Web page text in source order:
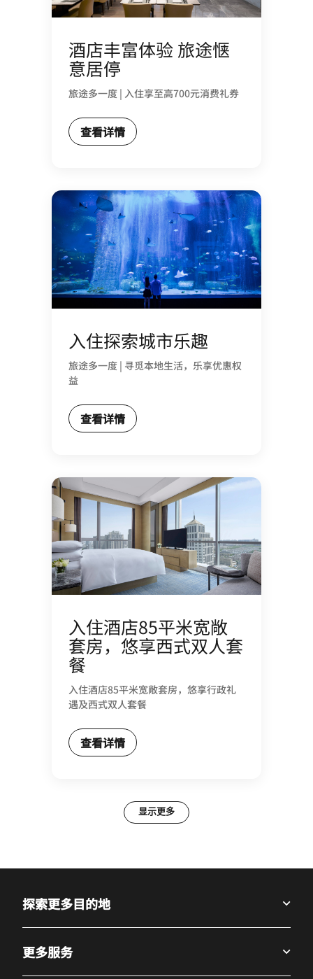
酒店丰富体验 旅途惬
意居停
旅途多一度 | 入住享至高700元消费礼券
查看详情
入住探索城市乐趣
旅途多一度 | 寻觅本地生活，乐享优惠权
益
查看详情
入住酒店85平米宽敞
套房，悠享西式双人套
餐
入住酒店85平米宽敞套房，悠享行政礼
遇及西式双人套餐
查看详情
显示更多
探索更多目的地
更多服务